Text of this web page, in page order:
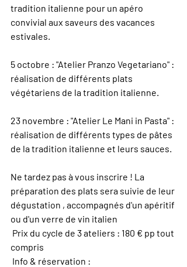
tradition italienne pour un apéro
convivial aux saveurs des vacances
estivales.
5 octobre : "Atelier Pranzo Vegetariano" :
réalisation de différents plats
végétariens de la tradition italienne.
23 novembre : "Atelier Le Mani in Pasta" :
réalisation de différents types de pâtes
de la tradition italienne et leurs sauces.
Ne tardez pas à vous inscrire ! La
préparation des plats sera suivie de leur
dégustation , accompagnés d'un apéritif
ou d'un verre de vin italien
Prix du cycle de 3 ateliers : 180 € pp tout
compris
Info & réservation :